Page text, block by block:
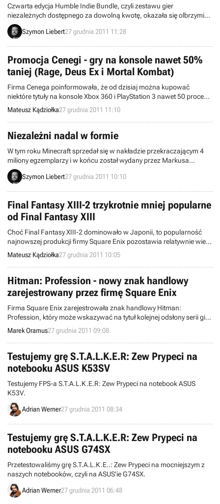
Czwarta edycja Humble Indie Bundle, czyli zestawu gier
niezależnych dostępnego za dowolną kwotę, okazała się olbrzymim
sukcesem. Pakiet sprzedał się w nakładzie przekraczającym 400
tysięcy egzemplarzy i pozyskał 2,3 miliona dolarów.
Szymon Liebert27 grudnia 2011 11:28
Promocja Cenegi - gry na konsole nawet 50%
taniej (Rage, Deus Ex i Mortal Kombat)
Firma Cenega poinformowała, że od dzisiaj można kupować
niektóre tytuły na konsole Xbox 360 i PlayStation 3 nawet 50 procent
taniej. Wśród gier objętych promocją znalazły się m.in. Deus Ex: Bunt
Ludzkości, Rage oraz Mortal Kombat.
Mateusz Kądziołka27 grudnia 2011 11:10
Niezależni nadal w formie
W tym roku Minecraft sprzedał się w nakładzie przekraczającym 4
miliony egzemplarzy i w końcu został wydany przez Markusa
„Notcha” Perssona oraz jego studio Mojang. To najbardziej znane
wydarzenie ze świata gier niezależnych. Tak naprawdę mogliśmy
zachodzące na rynku.
Szymon Liebert27 grudnia 2011 10:10
Final Fantasy XIII-2 trzykrotnie mniej popularne
od Final Fantasy XIII
Choć Final Fantasy XIII-2 dominowało w Japonii, to popularność
najnowszej produkcji firmy Square Enix pozostawia relatywnie wiele
do życzenia. Tytuł z gatunku jRPG sprzedaje się trzykrotnie gorzej niż
poprzednik.
Mateusz Kądziołka27 grudnia 2011 10:05
Hitman: Profession - nowy znak handlowy
zarejestrowany przez firmę Square Enix
Firma Square Enix zarejestrowała znak handlowy Hitman:
Profession, który może wskazywać na tytuł kolejnej odsłony serii gier
o płatnym zabójcy.
Marek Oramus27 grudnia 2011 09:08
Testujemy grę S.T.A.L.K.E.R: Zew Prypeci na
notebooku ASUS K53SV
Testujemy FPS-a S.T.A.L.K.E.R: Zew Prypeci na notebook ASUS
K53V.
Adrian Werner27 grudnia 2011 08:34
Testujemy grę S.T.A.L.K.E.R: Zew Prypeci na
notebooku ASUS G74SX
Przetestowaliśmy grę S.T.A.L.K.E..: Zew Prypeci na mocniejszym z
naszych notebooków, czyli na ASUS'ie G74SX.
Adrian Werner27 grudnia 2011 06:48